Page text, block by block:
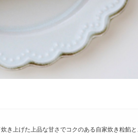
き上げた上品な甘さでコクのある自家炊き粒餡